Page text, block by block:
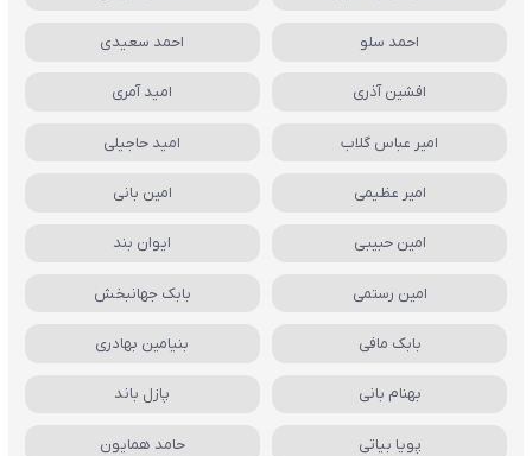
احمد سلو احمد سعیدی
افشین آذری امید آمری
امیر عباس گلاب امید حاجیلی
امیر عظیمی امین بانی
امین حبیبی ایوان بند
امین رستمی بابک جهانبخش
بابک مافی بنیامین بهادری
بهنام بانی پازل باند
پویا بیاتی حامد همایون